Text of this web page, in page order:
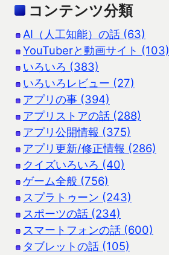
コンテンツ分類
AI（人工知能）の話 (63)
YouTuberと動画サイト (103)
いろいろ (383)
いろいろレビュー (27)
アプリの事 (394)
アプリストアの話 (288)
アプリ公開情報 (375)
アプリ更新/修正情報 (286)
クイズいろいろ (40)
ゲーム全般 (756)
スプラトゥーン (243)
スポーツの話 (234)
スマートフォンの話 (600)
タブレットの話 (105)